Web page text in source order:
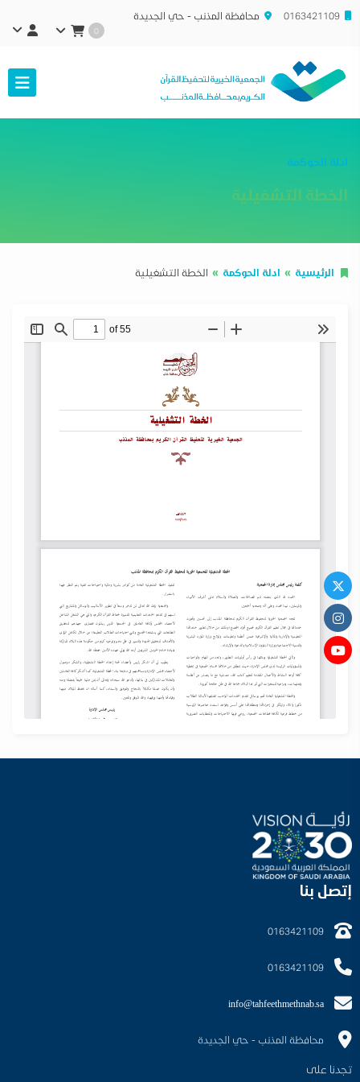
0163421109 محافظة المذنب - حي الجديدة
0
ادلة الحوكمة
الخطة التشغيلية
الرئيسية ادلة الحوكمة الخطة التشغيلية
إتصل بنا
0163421109
0163421109
info@tahfeethmethnab.sa
محافظة المذنب - حي الجديدة
تجدنا على